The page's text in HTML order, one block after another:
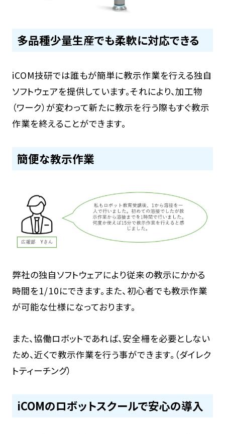
多品種少量生産でも柔軟に対応できる
iCOM技研では誰もが簡単に教示作業を行える独自
ソフトウェアを提供しています。それにより、加工物
（ワーク）が変わって新たに教示を行う際もすぐ教示
作業を終えることができます。
簡便な教示作業
弊社の独自ソフトウェアにより従来の教示にかかる
時間を1/10にできます。また、初心者でも教示作業
が可能な仕様になっております。
また、協働ロボットであれば、安全柵を必要としない
ため、近くで教示作業を行う事ができます。（ダイレク
トティーチング）
iCOMのロボットスクールで安心の導入